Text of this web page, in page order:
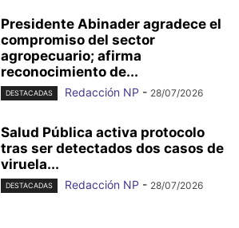
Presidente Abinader agradece el
compromiso del sector
agropecuario; afirma
reconocimiento de...
DESTACADAS Redacción NP - 28/07/2026
Salud Pública activa protocolo
tras ser detectados dos casos de
viruela...
DESTACADAS Redacción NP - 28/07/2026